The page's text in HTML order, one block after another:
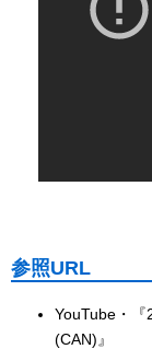
参照URL
YouTube・
(CAN)』